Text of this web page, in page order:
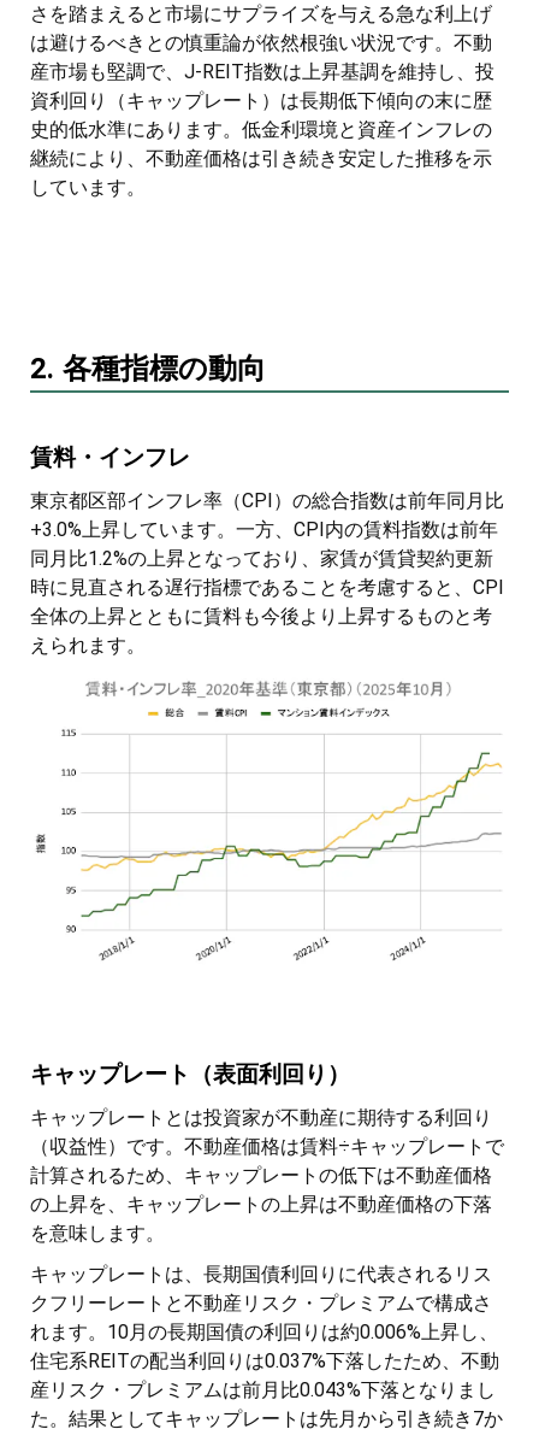
さを踏まえると市場にサプライズを与える急な利上げ
は避けるべきとの慎重論が依然根強い状況です。不動
産市場も堅調で、J-REIT指数は上昇基調を維持し、投
資利回り（キャップレート）は長期低下傾向の末に歴
史的低水準にあります。低金利環境と資産インフレの
継続により、不動産価格は引き続き安定した推移を示
しています。
2. 各種指標の動向
賃料・インフレ
東京都区部インフレ率（CPI）の総合指数は前年同月比
+3.0%上昇しています。一方、CPI内の賃料指数は前年
同月比1.2%の上昇となっており、家賃が賃貸契約更新
時に見直される遅行指標であることを考慮すると、CPI
全体の上昇とともに賃料も今後より上昇するものと考
えられます。
キャップレート（表面利回り）
キャップレートとは投資家が不動産に期待する利回り
（収益性）です。不動産価格は賃料÷キャップレートで
計算されるため、キャップレートの低下は不動産価格
の上昇を、キャップレートの上昇は不動産価格の下落
を意味します。
キャップレートは、長期国債利回りに代表されるリス
クフリーレートと不動産リスク・プレミアムで構成さ
れます。10月の長期国債の利回りは約0.006%上昇し、
住宅系REITの配当利回りは0.037%下落したため、不動
産リスク・プレミアムは前月比0.043%下落となりまし
た。結果としてキャップレートは先月から引き続き7か